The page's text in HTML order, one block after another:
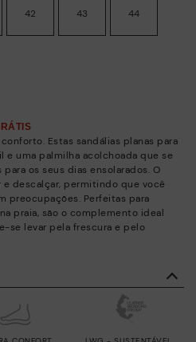
42 43 44
Estas sandálias planas para
e uma palmilha acolchoada que se
os seus dias ensolarados. O
descalçar, permitindo que você
preocupações. Perfeitas para
praia, são o complemento ideal
se levar pela frescura e pelo